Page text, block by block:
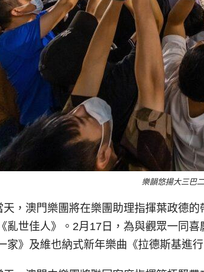
樂韻悠揚大三巴
天，澳門樂團將在樂團助理指揮葉政德
亂世佳人》。2月17日，為與觀眾一同
家》及維也納式新年樂曲《拉德斯基進行